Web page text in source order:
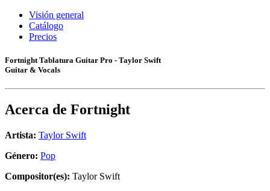
Visión general
Catálogo
Precios
Fortnight Tablatura Guitar Pro - Taylor Swift
Guitar & Vocals
Acerca de Fortnight
Artista: Taylor Swift
Género: Pop
Compositor(es): Taylor Swift